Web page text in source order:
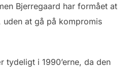
Bjerregaard har formået at
at gå på kompromis
tydeligt i 1990’erne, da den